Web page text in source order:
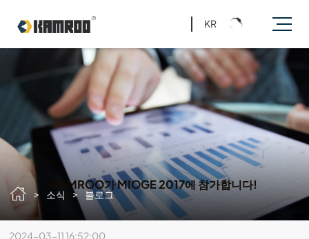
KR
KAMROO가 MIOGE 2017에 참가합니다!
> 소식 > 블로그
2024-03-11 16:52:00